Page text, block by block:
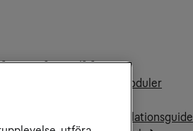
artiklar
digitalboxar och tv-moduler
SMT-C7160 - Installationsguide